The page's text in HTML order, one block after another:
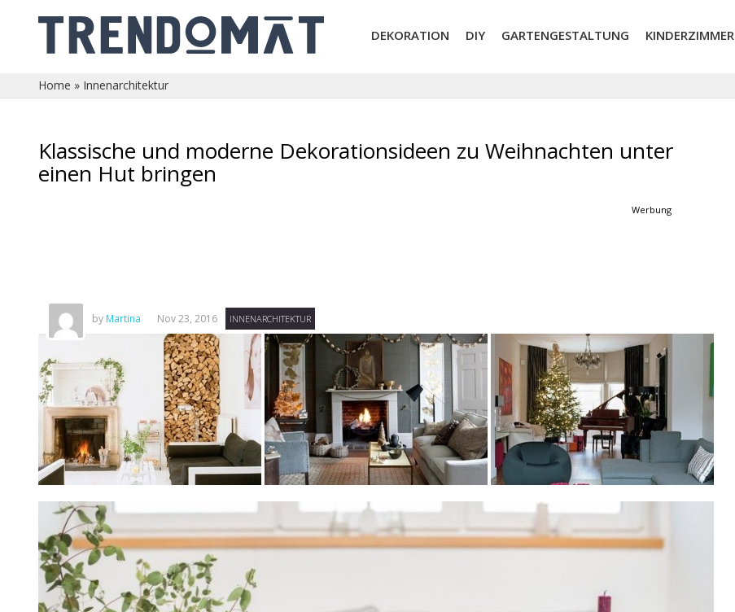
DEKORATION DIY GARTENGESTALTUNG KINDERZIMMER
Home » Innenarchitektur
Klassische und moderne Dekorationsideen zu Weihnachten unter
einen Hut bringen
Werbung
by Martina Nov 23, 2016 INNENARCHITEKTUR